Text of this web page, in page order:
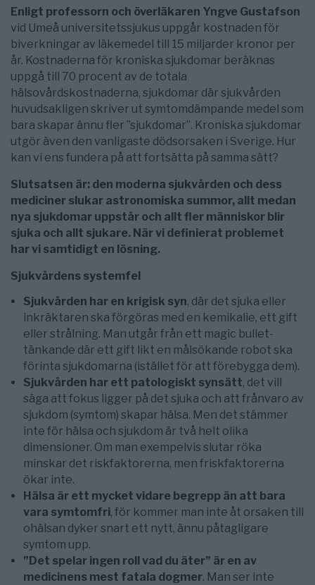
Enligt professorn och överläkaren Yngve Gustafson
vid Umeå universitetssjukus uppgår kostnaden för
biverkningar av läkemedel till 15 miljarder kronor per
år. Kostnaderna för kroniska sjukdomar beräknas
uppgå till 70 procent av de totala
hälsovårdskostnaderna, sjukdomar där sjukvården
huvudsakligen skriver ut symtomdämpande medel som
bara skapar ännu fler ”sjukdomar”. Kroniska sjukdomar
utgör även den vanligaste dödsorsaken i Sverige. Hur
kan vi ens fundera på att fortsätta på samma sätt?
Slutsatsen är: den moderna sjukvården och dess
mediciner slukar astronomiska summor, allt medan
nya sjukdomar uppstår och allt fler människor blir
sjuka och allt sjukare. När vi definierat problemet
har vi samtidigt en lösning.
Sjukvårdens systemfel
Sjukvården har en krigisk syn, där det sjuka eller
inkräktaren ska förgöras med en kemikalie, ett gift
eller strålning. Man utgår från ett magic bullet-
tänkande där ett gift likt en målsökande robot ska
förinta sjukdomarna (istället för att förebygga dem).
Sjukvården har ett patologiskt synsätt, det vill
säga att fokus ligger på det sjuka och att frånvaro av
sjukdom (symtom) skapar hälsa. Men det stämmer
inte för hälsa och sjukdom är två helt olika
dimensioner. Om man exempelvis slutar röka
minskar det riskfaktorerna, men friskfaktorerna
ökar inte.
Hälsa är ett mycket vidare begrepp än att bara
vara symtomfri, för kommer man inte åt orsaken till
ohälsan dyker snart ett nytt, ännu påtagligare
symtom upp.
”Det spelar ingen roll vad du äter” är en av
medicinens mest fatala dogmer. Man ser inte